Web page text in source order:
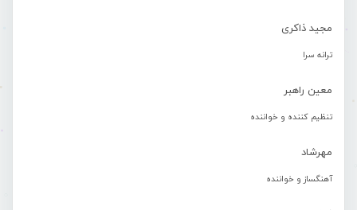
مجید ذاکری
ترانه سرا
معین راهبر
تنظیم کننده و خواننده
مهرشاد
آهنگساز و خواننده